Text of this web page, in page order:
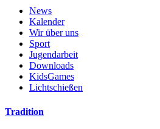
News
Kalender
Wir über uns
Sport
Jugendarbeit
Downloads
KidsGames
Lichtschießen
Tradition